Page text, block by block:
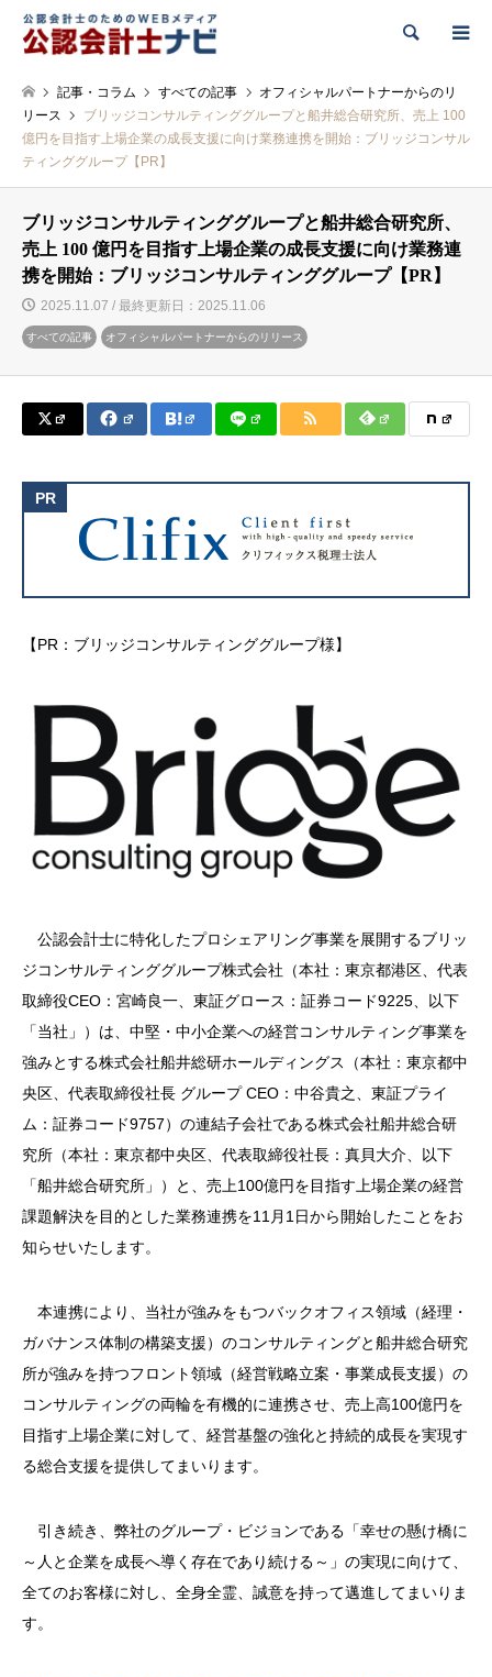
検索
記事・コラム すべての記事
オフィシャルパートナーからのリ
リース
ブリッジコンサルティンググループと船井総合研究所、売上 100
億円を目指す上場企業の成長支援に向け業務連携を開始：ブリッジコンサル
ティンググループ【PR】
ブリッジコンサルティンググループと船井総合研究所、
売上 100 億円を目指す上場企業の成長支援に向け業務連
携を開始：ブリッジコンサルティンググループ【PR】
2025.11.07 / 最終更新日：2025.11.06
すべての記事 オフィシャルパートナーからのリリース
【PR：ブリッジコンサルティンググループ様】
公認会計士に特化したプロシェアリング事業を展開するブリッ
ジコンサルティンググループ株式会社（本社：東京都港区、代表
取締役CEO：宮崎良一、東証グロース：証券コード9225、以下
「当社」）は、中堅・中小企業への経営コンサルティング事業を
強みとする株式会社船井総研ホールディングス（本社：東京都中
央区、代表取締役社長 グループ CEO：中谷貴之、東証プライ
ム：証券コード9757）の連結子会社である株式会社船井総合研
究所（本社：東京都中央区、代表取締役社長：真貝大介、以下
「船井総合研究所」）と、売上100億円を目指す上場企業の経営
課題解決を目的とした業務連携を11月1日から開始したことをお
知らせいたします。
本連携により、当社が強みをもつバックオフィス領域（経理・
ガバナンス体制の構築支援）のコンサルティングと船井総合研究
所が強みを持つフロント領域（経営戦略立案・事業成長支援）の
コンサルティングの両輪を有機的に連携させ、売上高100億円を
目指す上場企業に対して、経営基盤の強化と持続的成長を実現す
る総合支援を提供してまいります。
引き続き、弊社のグループ・ビジョンである「幸せの懸け橋に
～人と企業を成長へ導く存在であり続ける～」の実現に向けて、
全てのお客様に対し、全身全霊、誠意を持って邁進してまいりま
す。